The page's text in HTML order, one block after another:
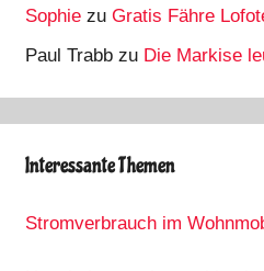
Sophie zuGratis Fähre
Paul Trabb zu Die Markise
Interessante Themen
Stromverbrauch im